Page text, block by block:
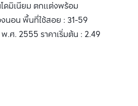
ดมิเนียม ตกแต่งพร้อม
งนอน พื้นที่ใช้สอย : 31-59
.ศ. 2555 ราคาเริ่มต้น : 2.49